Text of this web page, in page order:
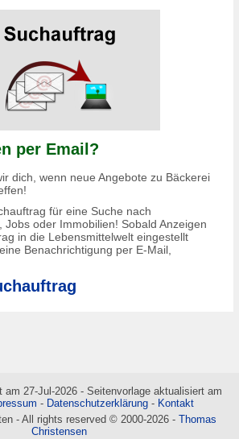
per Email?
dich, wenn neue Angebote zu Bäckerei
für eine Suche nach
Jobs oder Immobilien! Sobald Anzeigen
in die Lebensmittelwelt eingestellt
Benachrichtigung per E-Mail,
am 27-Jul-2026 - Seitenvorlage aktualisiert am
- Datenschutzerklärung - Kontakt
- All rights reserved © 2000-2026 - Thomas
Christensen